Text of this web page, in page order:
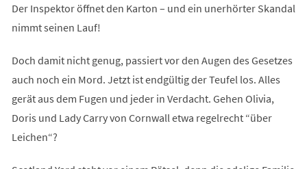
Der Inspektor öffnet den Karton – und ein unerhörter Skandal
nimmt seinen Lauf!
Doch damit nicht genug, passiert vor den Augen des Gesetzes
auch noch ein Mord. Jetzt ist endgültig der Teufel los. Alles
gerät aus dem Fugen und jeder in Verdacht. Gehen Olivia,
Doris und Lady Carry von Cornwall etwa regelrecht “über
Leichen“?